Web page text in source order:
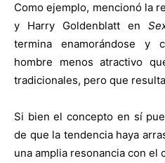
Como ejemplo, mencionó la
y Harry Goldenblatt en
termina enamorándose y
hombre menos atractivo
tradicionales, pero que
Si bien el concepto en sí
de que la tendencia haya
una amplia resonancia con el